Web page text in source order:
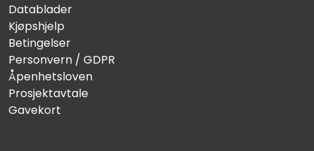
Datablader
Kjøpshjelp
Betingelser
Personvern / GDPR
Åpenhetsloven
Prosjektavtale
Gavekort